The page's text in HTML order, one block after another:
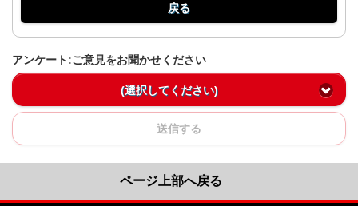
戻る
アンケート:ご意見をお聞かせください
(選択してください)
送信する
ページ上部へ戻る